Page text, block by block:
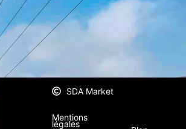
SDA Market
Mentions
légales